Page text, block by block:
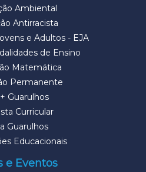
Ambiental
Antirracista
e Adultos - EJA
de Ensino
Matemática
Permanente
Guarulhos
Curricular
Guarulhos
Educacionais
e Eventos